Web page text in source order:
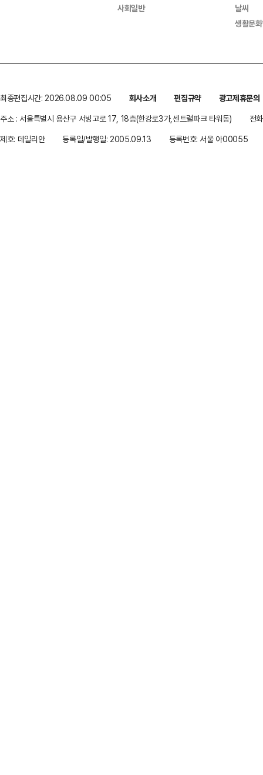
사회일반
날씨
생활문
최종편집시간: 2026.08.09 00:05 회사소개 편집규약
광고제휴문의
주소 : 서울특별시 용산구 서빙고로 17, 18층(한강로3가,센트럴파크 타워동)
전
제호: 데일리안
등록일/발행일: 2005.09.13 등록번호: 서울 아00055